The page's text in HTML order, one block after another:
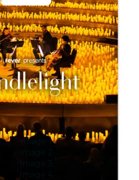
Image 1
Image 2
Image 3
Image 4